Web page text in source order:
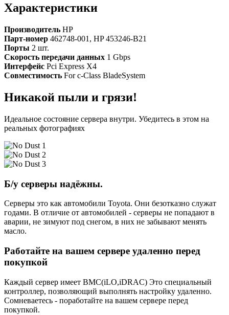
Характеристики
Производитель HP
Парт-номер 462748-001, HP 453246-B21
Порты 2 шт.
Скорость передачи данных 1 Gbps
Интерфейс Pci Express X4
Совместимость For c-Class BladeSystem
Никакой пыли и грязи!
Идеальное состояние сервера внутри. Убедитесь в этом на
реальных фотографиях
Б/у серверы надёжны.
Серверы это как автомобили Toyota. Они безотказно служат
годами. В отличие от автомобилей - серверы не попадают в
аварии, не зимуют под снегом, в них не забывают менять
масло.
Работайте на вашем сервере удаленно перед
покупкой
Каждый сервер имеет BMC(iLO,iDRAC) Это специальный
контроллер, позволяющий выполнять настройку удаленно.
Сомневаетесь - поработайте на вашем сервере перед
покупкой.